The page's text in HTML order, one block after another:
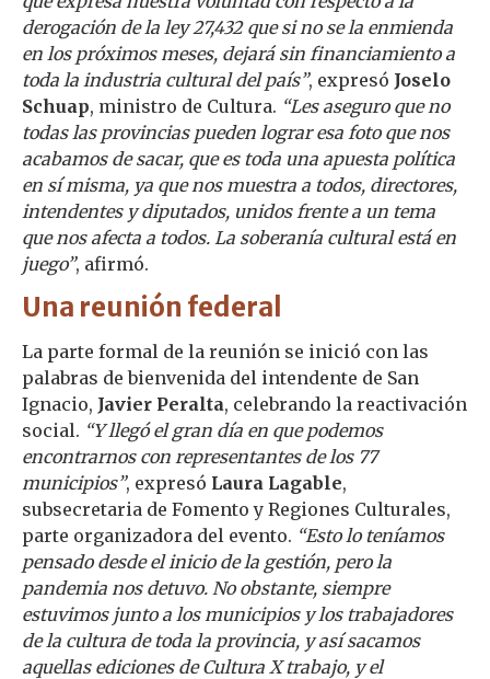
derogación de la ley 27,432 que si no se la enmienda
en los próximos meses, dejará sin financiamiento a
toda la industria cultural del país”, expresó Joselo
Schuap, ministro de Cultura. “Les aseguro que no
todas las provincias pueden lograr esa foto que nos
acabamos de sacar, que es toda una apuesta política
en sí misma, ya que nos muestra a todos, directores,
intendentes y diputados, unidos frente a un tema
que nos afecta a todos. La soberanía cultural está en
juego”, afirmó.
Una reunión federal
La parte formal de la reunión se inició con las
palabras de bienvenida del intendente de San
Ignacio, Javier Peralta, celebrando la reactivación
social. “Y llegó el gran día en que podemos
encontrarnos con representantes de los 77
municipios”, expresó Laura Lagable,
subsecretaria de Fomento y Regiones Culturales,
parte organizadora del evento. “Esto lo teníamos
pensado desde el inicio de la gestión, pero la
pandemia nos detuvo. No obstante, siempre
estuvimos junto a los municipios y los trabajadores
de la cultura de toda la provincia, y así sacamos
aquellas ediciones de Cultura X trabajo, y el